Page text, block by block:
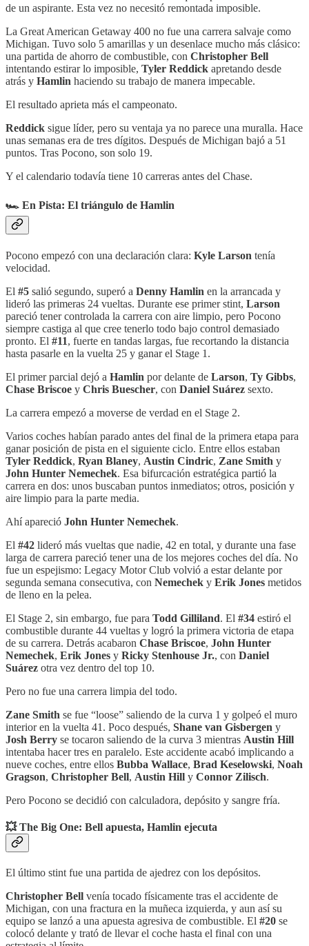
de un aspirante. Esta vez no necesitó remontada imposible.
La Great American Getaway 400 no fue una carrera salvaje como
Michigan. Tuvo solo 5 amarillas y un desenlace mucho más clásico:
una partida de ahorro de combustible, con Christopher Bell
intentando estirar lo imposible, Tyler Reddick apretando desde
atrás y Hamlin haciendo su trabajo de manera impecable.
El resultado aprieta más el campeonato.
Reddick sigue líder, pero su ventaja ya no parece una muralla. Hace
unas semanas era de tres dígitos. Después de Michigan bajó a 51
puntos. Tras Pocono, son solo 19.
Y el calendario todavía tiene 10 carreras antes del Chase.
🏎️ En Pista: El triángulo de Hamlin
Pocono empezó con una declaración clara: Kyle Larson tenía
velocidad.
El #5 salió segundo, superó a Denny Hamlin en la arrancada y
lideró las primeras 24 vueltas. Durante ese primer stint, Larson
pareció tener controlada la carrera con aire limpio, pero Pocono
siempre castiga al que cree tenerlo todo bajo control demasiado
pronto. El #11, fuerte en tandas largas, fue recortando la distancia
hasta pasarle en la vuelta 25 y ganar el Stage 1.
El primer parcial dejó a Hamlin por delante de Larson, Ty Gibbs,
Chase Briscoe y Chris Buescher, con Daniel Suárez sexto.
La carrera empezó a moverse de verdad en el Stage 2.
Varios coches habían parado antes del final de la primera etapa para
ganar posición de pista en el siguiente ciclo. Entre ellos estaban
Tyler Reddick, Ryan Blaney, Austin Cindric, Zane Smith y
John Hunter Nemechek. Esa bifurcación estratégica partió la
carrera en dos: unos buscaban puntos inmediatos; otros, posición y
aire limpio para la parte media.
Ahí apareció John Hunter Nemechek.
El #42 lideró más vueltas que nadie, 42 en total, y durante una fase
larga de carrera pareció tener una de los mejores coches del día. No
fue un espejismo: Legacy Motor Club volvió a estar delante por
segunda semana consecutiva, con Nemechek y Erik Jones metidos
de lleno en la pelea.
El Stage 2, sin embargo, fue para Todd Gilliland. El #34 estiró el
combustible durante 44 vueltas y logró la primera victoria de etapa
de su carrera. Detrás acabaron Chase Briscoe, John Hunter
Nemechek, Erik Jones y Ricky Stenhouse Jr., con Daniel
Suárez otra vez dentro del top 10.
Pero no fue una carrera limpia del todo.
Zane Smith se fue “loose” saliendo de la curva 1 y golpeó el muro
interior en la vuelta 41. Poco después, Shane van Gisbergen y
Josh Berry se tocaron saliendo de la curva 3 mientras Austin Hill
intentaba hacer tres en paralelo. Este accidente acabó implicando a
nueve coches, entre ellos Bubba Wallace, Brad Keselowski, Noah
Gragson, Christopher Bell, Austin Hill y Connor Zilisch.
Pero Pocono se decidió con calculadora, depósito y sangre fría.
💥 The Big One: Bell apuesta, Hamlin ejecuta
El último stint fue una partida de ajedrez con los depósitos.
Christopher Bell venía tocado físicamente tras el accidente de
Michigan, con una fractura en la muñeca izquierda, y aun así su
equipo se lanzó a una apuesta agresiva de combustible. El #20 se
colocó delante y trató de llevar el coche hasta el final con una